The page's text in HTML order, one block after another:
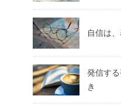
自信は
発信す
き